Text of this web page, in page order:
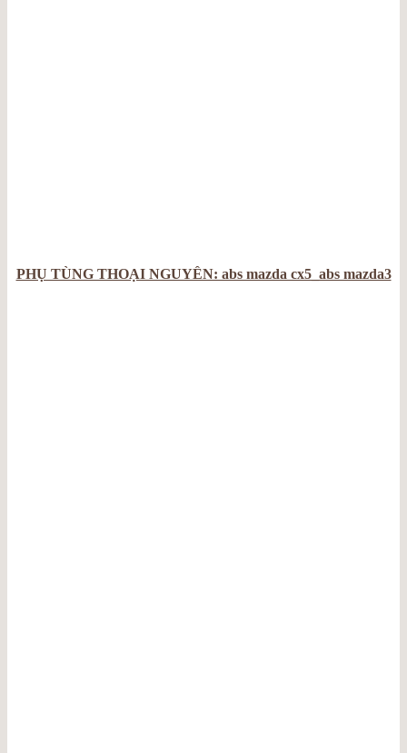
PHỤ TÙNG THOẠI NGUYỄN: abs mazda cx5_abs mazda3